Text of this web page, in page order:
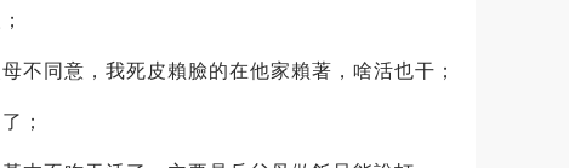
不同意，我死皮賴臉的在他家賴著，啥活也干；
；